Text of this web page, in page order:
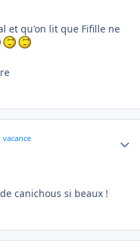
et qu'on lit que Fifille ne
canichous si beaux !